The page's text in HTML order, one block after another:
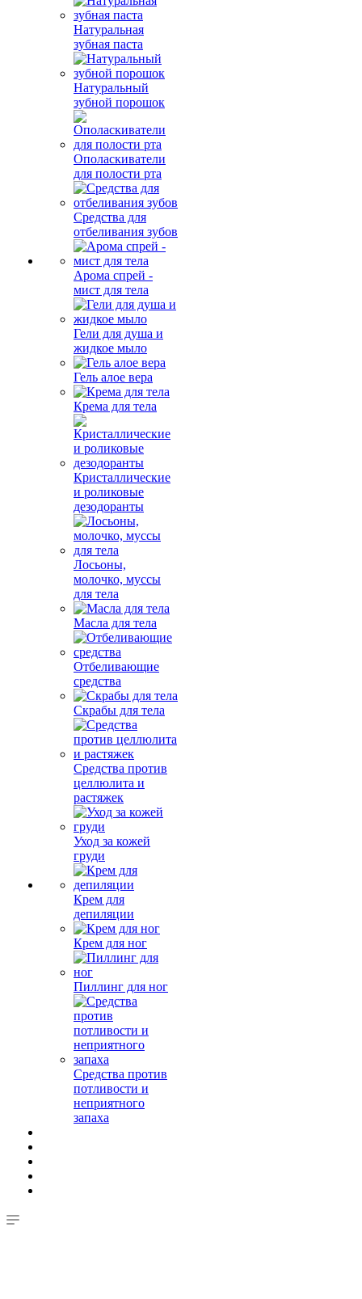
Натуральная
зубная паста
Натуральный
зубной порошок
Ополаскиватели
для полости рта
Средства для
отбеливания зубов
Арома спрей -
мист для тела
Гели для душа и
жидкое мыло
Гель алое вера
Крема для тела
Кристаллические
и роликовые
дезодоранты
Лосьоны,
молочко, муссы
для тела
Масла для тела
Отбеливающие
средства
Скрабы для тела
Средства против
целлюлита и
растяжек
Уход за кожей
груди
Крем для
депиляции
Крем для ног
Пиллинг для ног
Средства против
потливости и
неприятного
запаха